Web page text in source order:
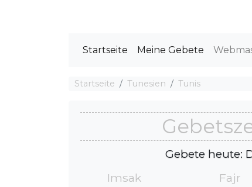
Startseite Meine Gebete
Startseite Tunesien Tunis
Gebete heute:
Imsak
Fajr